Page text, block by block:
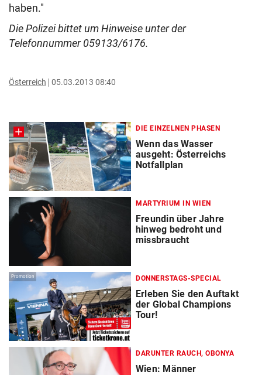
haben."
Die Polizei bittet um Hinweise unter der
Telefonnummer 059133/6176.
Österreich 05.03.2013 08:40
DIE EINZELNEN PHASEN
Wenn das Wasser
ausgeht: Österreichs
Notfallplan
MARTYRIUM IN WIEN
Freundin über Jahre
hinweg bedroht und
missbraucht
Promotion DONNERSTAGS-SPECIAL
Erleben Sie den Auftakt
der Global Champions
Tour!
DARUNTER RAUCH, OBONYA
Wien: Männer